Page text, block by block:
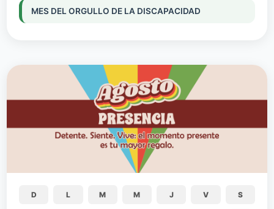
MES DEL ORGULLO DE LA DISCAPACIDAD
D L M M J V S